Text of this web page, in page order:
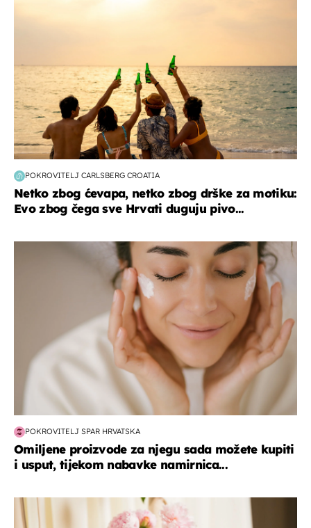
POKROVITELJ CARLSBERG CROATIA
Netko zbog ćevapa, netko zbog drške za motiku:
Evo zbog čega sve Hrvati duguju pivo...
moda & ljepota
POKROVITELJ SPAR HRVATSKA
Omiljene proizvode za njegu sada možete kupiti
i usput, tijekom nabavke namirnica...
moda & ljepota